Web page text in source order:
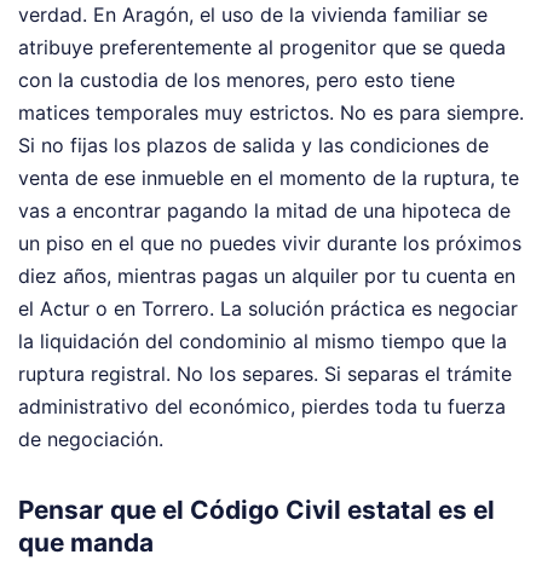
verdad. En Aragón, el uso de la vivienda familiar se
atribuye preferentemente al progenitor que se queda
con la custodia de los menores, pero esto tiene
matices temporales muy estrictos. No es para siempre.
Si no fijas los plazos de salida y las condiciones de
venta de ese inmueble en el momento de la ruptura, te
vas a encontrar pagando la mitad de una hipoteca de
un piso en el que no puedes vivir durante los próximos
diez años, mientras pagas un alquiler por tu cuenta en
el Actur o en Torrero. La solución práctica es negociar
la liquidación del condominio al mismo tiempo que la
ruptura registral. No los separes. Si separas el trámite
administrativo del económico, pierdes toda tu fuerza
de negociación.
Pensar que el Código Civil estatal es el
que manda